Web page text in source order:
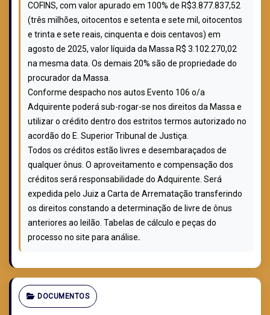
COFINS, com valor apurado em 100% de R$3.877.837,52
(três milhões, oitocentos e setenta e sete mil, oitocentos
e trinta e sete reais, cinquenta e dois centavos) em
agosto de 2025, valor líquida da Massa R$ 3.102.270,02
na mesma data. Os demais 20% são de propriedade do
procurador da Massa.
Conforme despacho nos autos Evento 106 o/a
Adquirente poderá sub-rogar-se nos direitos da Massa e
utilizar o crédito dentro dos estritos termos autorizado no
acordão do E. Superior Tribunal de Justiça.
Todos os créditos estão livres e desembaraçados de
qualquer ônus. O aproveitamento e compensação dos
créditos será responsabilidade do Adquirente. Será
expedida pelo Juiz a Carta de Arrematação transferindo
os direitos constando a determinação de livre de ônus
anteriores ao leilão. Tabelas de cálculo e peças do
processo no site para análise.
DOCUMENTOS